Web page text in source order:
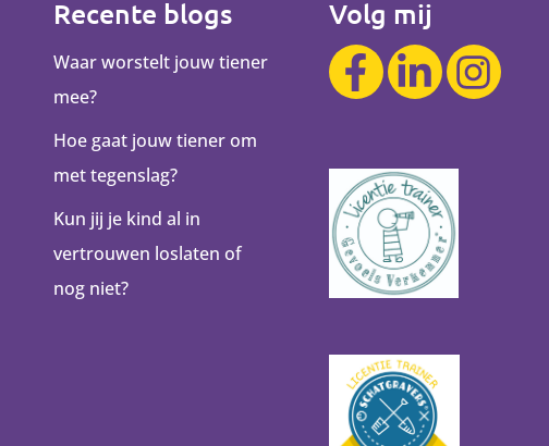
Recente blogs
Waar worstelt jouw tiener
mee?
Hoe gaat jouw tiener om
met tegenslag?
Kun jij je kind al in
vertrouwen loslaten of
nog niet?
Volg mij